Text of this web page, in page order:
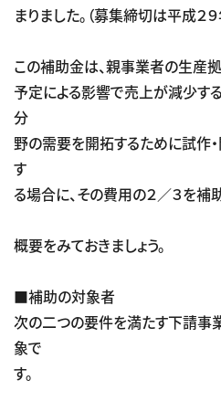
まりました。（募集締切は平成２９
この補助金は、親事業者の生産
予定による影響で売上が減少す
分
野の需要を開拓するために試作
す
る場合に、その費用の２／３を補
概要をみておきましょう。
■補助の対象者
次の二つの要件を満たす下請事
象で
す。